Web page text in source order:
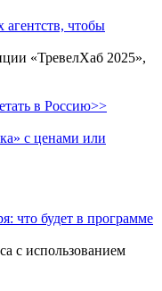
агентств, чтобы
«ТревелХаб 2025»,
в Россию>>
с ценами или
что будет в программе
с использованием